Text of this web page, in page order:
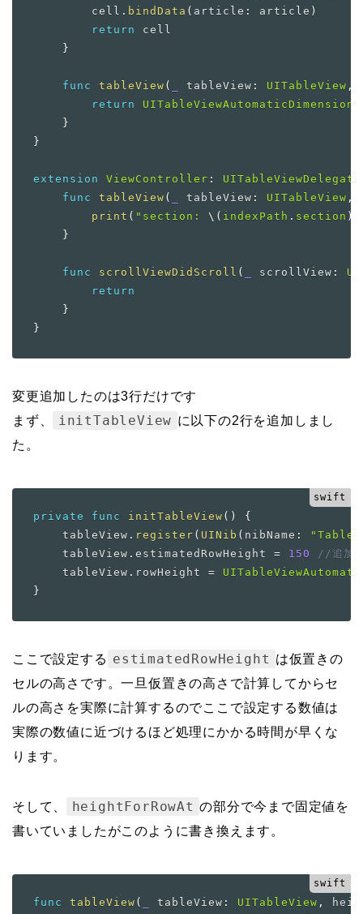
        cell
. bindData ( article : article )
return
cell
}
func tableView ( tableView : UITableView ,
return
UITableViewAutomaticDimension
}
}
extension ViewController :
UITableViewDelegate
func
tableView ( tableView : UITableView ,
print ( "section: \( indexPath . section )
}
func scrollViewDidScroll ( scrollView :
return
}
}
変更追加したのは3行だけです
まず、
initTableView に以下の2行を追加しまし
た。
private func initTableView ( )
{
    tableView
. register ( UINib ( nibName :
    tableView
. estimatedRowHeight = 150
//追加
    tableView
. rowHeight =
}
ここで設定する estimatedRowHeight は仮置きの
セルの高さです。一旦仮置きの高さで計算してからセ
ルの高さを実際に計算するのでここで設定する数値は
実際の数値に近づけるほど処理にかかる時間が早くな
ります。
そして、 heightForRowAt の部分で今まで固定値を
書いていましたがこのように書き換えます。
func tableView ( tableView : UITableView ,